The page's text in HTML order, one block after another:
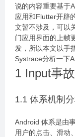
说的内容重要基于
应用和Flutter开辟
文暂不涉及，可以
门应用界面的上帧
发，所以本文以手
Systrace分析一下
1 Input事
1.1 体系机制
Android 体系是由
用户的点击、滑动